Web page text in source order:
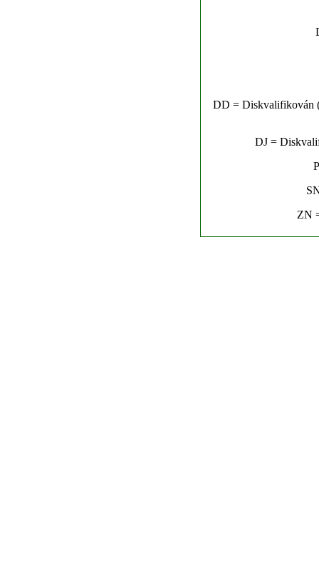
DD = Diskvalifikován
DJ =
ZN